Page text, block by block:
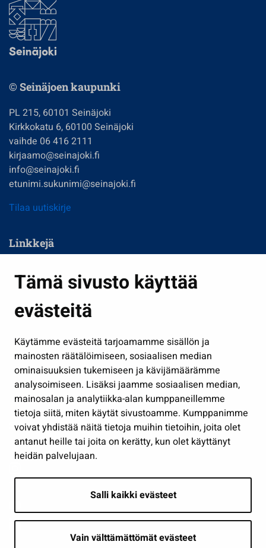
Tämä sivusto käyttää
evästeitä
Käytämme evästeitä tarjoamamme sisällön ja
mainosten räätälöimiseen, sosiaalisen median
ominaisuuksien tukemiseen ja kävijämäärämme
analysoimiseen. Lisäksi jaamme sosiaalisen median,
mainosalan ja analytiikka-alan kumppaneillemme
tietoja siitä, miten käytät sivustoamme. Kumppanimme
voivat yhdistää näitä tietoja muihin tietoihin, joita olet
antanut heille tai joita on kerätty, kun olet käyttänyt
heidän palvelujaan.
Salli kaikki evästeet
Vain välttämättömät evästeet
© Seinäjoen kaupunki
PL 215, 60101 Seinäjoki
Kirkkokatu 6, 60100 Seinäjoki
vaihde 06 416 2111
kirjaamo@seinajoki.fi
info@seinajoki.fi
etunimi.sukunimi@seinajoki.fi
Tilaa uutiskirje
Linkkejä
Kasvatus ja opetus
Kulttuuri ja liikunta
Työ ja yrittäminen
Osallistu ja asioi
Näytä omat evästeasetukseni
Seuraa meitä